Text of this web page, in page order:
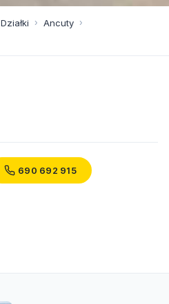
Działki › Ancuty ›
690 692 915